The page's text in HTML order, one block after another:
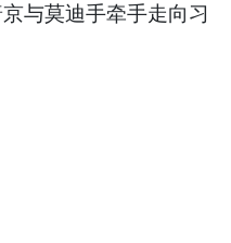
与莫迪手牵手走向习